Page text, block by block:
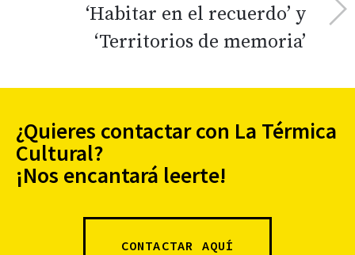
‘Habitar en el recuerdo’ y
‘Territorios de memoria’
¿Quieres contactar con La Térmica
Cultural?
¡Nos encantará leerte!
CONTACTAR AQUÍ